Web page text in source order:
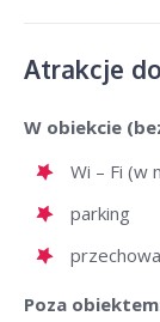
Atrakcje
W obiekcie
Wi – Fi (w
parking
Poza